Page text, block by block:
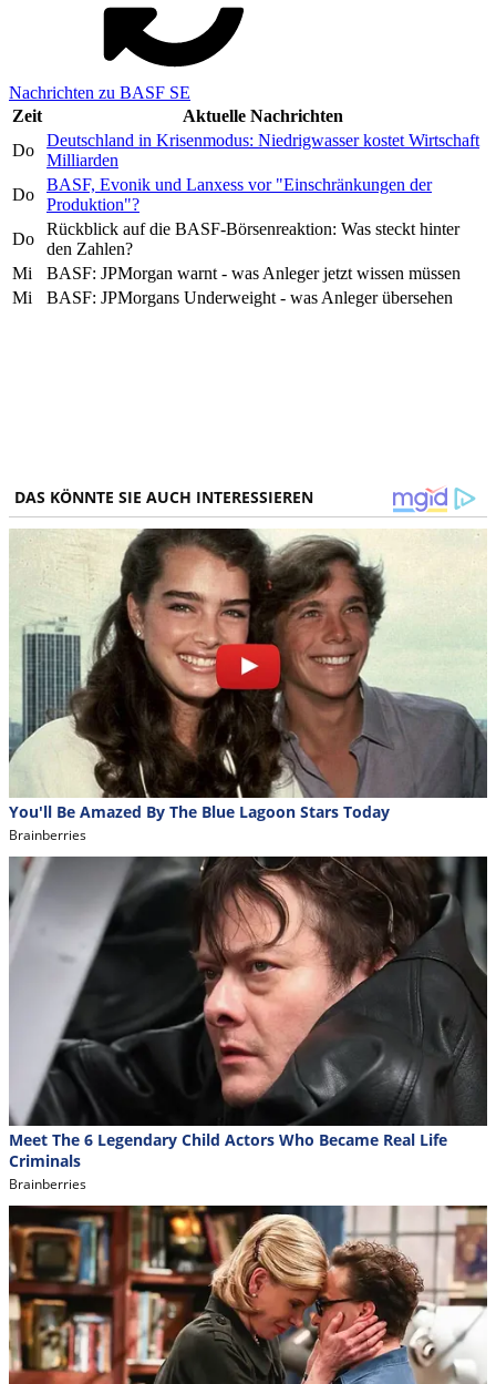
Nachrichten zu BASF SE
Zeit
Aktuelle Nachrichten
Do
Deutschland in Krisenmodus: Niedrigwasser kostet Wirtschaft
Milliarden
Do
BASF, Evonik und Lanxess vor "Einschränkungen der
Produktion"?
Do
Rückblick auf die BASF-Börsenreaktion: Was steckt hinter
den Zahlen?
Mi
BASF: JPMorgan warnt - was Anleger jetzt wissen müssen
Mi
BASF: JPMorgans Underweight - was Anleger übersehen